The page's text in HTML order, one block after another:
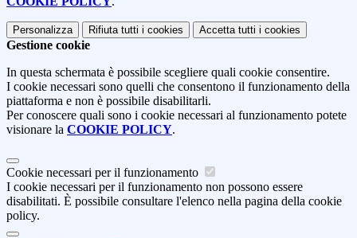
Personalizza Rifiuta tutti i cookies Accetta tutti i cookies
Gestione cookie
In questa schermata è possibile scegliere quali cookie consentire.
I cookie necessari sono quelli che consentono il funzionamento della
piattaforma e non è possibile disabilitarli.
Per conoscere quali sono i cookie necessari al funzionamento potete
visionare la COOKIE POLICY.
Cookie necessari per il funzionamento
I cookie necessari per il funzionamento non possono essere
disabilitati. È possibile consultare l'elenco nella pagina della cookie
policy.